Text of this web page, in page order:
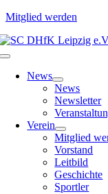
Mitglied werden
Zum
Inhalt
Toggle
NavigationNews
News
Newsletter
Verein
Mitglied
Vorstand
Leitbild
Geschichte
Sportler